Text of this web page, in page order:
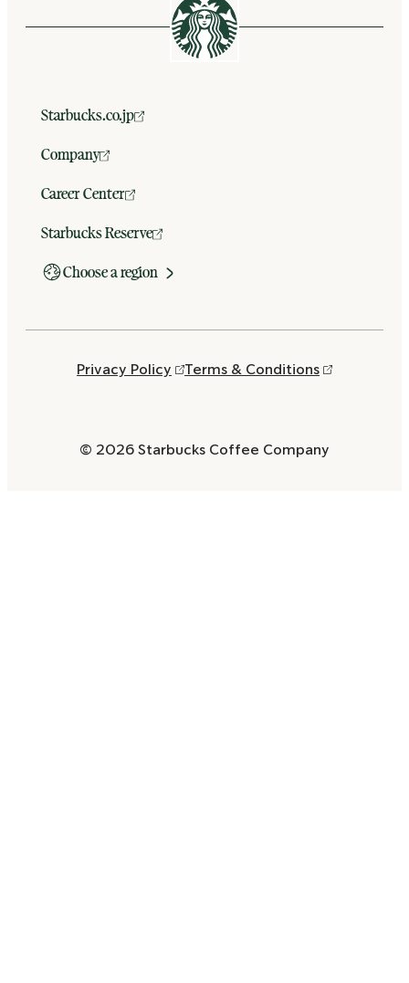
Starbucks.co.jp
Company
Career Center
Starbucks Reserve
Choose a region
Privacy Policy Terms & Conditions
© 2026 Starbucks Coffee Company